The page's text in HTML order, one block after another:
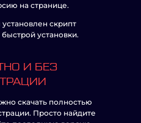
на странице.
скрипт
установки.
И БЕЗ
скачать полностью
Просто найдите